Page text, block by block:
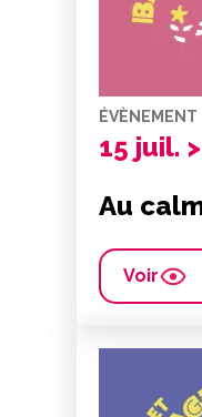
ÉVÈNEMENT
15 juil.
Au
Voir